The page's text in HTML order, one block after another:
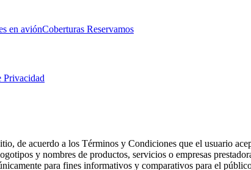
en aviónCoberturas Reservamos
Privacidad
de acuerdo a los Términos y Condiciones que el usuario
y nombres de productos, servicios o empresas
para fines informativos y comparativos para el